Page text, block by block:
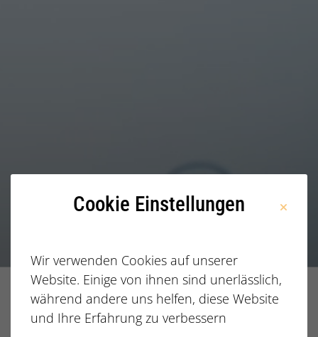
Home
Branchen und Schwerpunkte
Industrie & Energie
Cookie Einstellungen
Wir verwenden Cookies auf unserer
Website. Einige von ihnen sind unerlässlich,
während andere uns helfen, diese Website
und Ihre Erfahrung zu verbessern